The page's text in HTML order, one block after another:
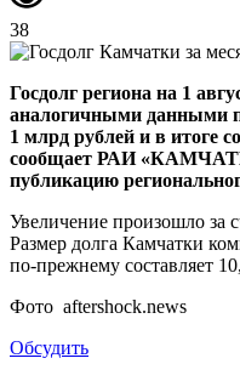
38
Госдолг региона на 1
аналогичными данными
1 млрд рублей и в итоге
сообщает РАИ
публикацию
Увеличение произошло за
Размер долга Камчатки
по-прежнему составляет
Фото aftershock.news
Обсудить